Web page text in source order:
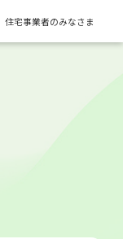
住宅事業者のみなさま